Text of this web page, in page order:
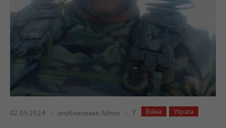
02.09.2024 опубліковано Admin У Війна Утрата